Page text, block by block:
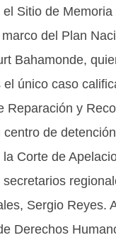
Sitio de
del Plan
Bahamonde,
único caso
Reparación y
de
Corte de
Sergio Reyes.
Derechos